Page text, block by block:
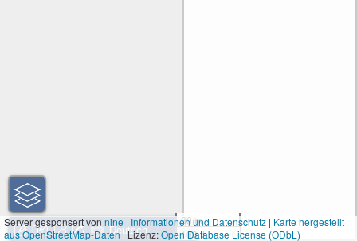
30 m
100 ft
Server gesponsert vonnine|Informationen und Datenschutz | Karte hergestellt
aus OpenStreetMap-Daten| Lizenz:Open Database License (ODbL)